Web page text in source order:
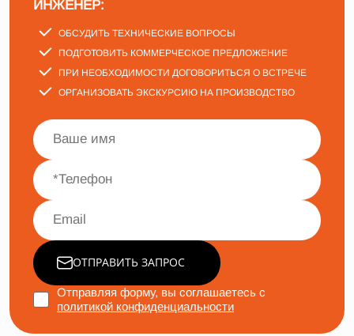
ИНЖЕНЕР:
ОБСУДИТЬ ТЕХНИЧЕСКИЕ ВОПРОСЫ
ПОДГОТОВИТЬ КОММЕРЧЕСКОЕ ПРЕДЛОЖЕНИЕ
ПРИ НЕОБХОДИМОСТИ ДОГОВОРИТЬСЯ О ВСТРЕЧЕ
ОРГАНИЗОВАТЬ ЭКСКУРСИЮ НА ПРОИЗВОДСТВО
ОТПРАВИТЬ ЗАПРОС
Отправляя форму, вы соглашаетесь с
политикой конфиденциальности